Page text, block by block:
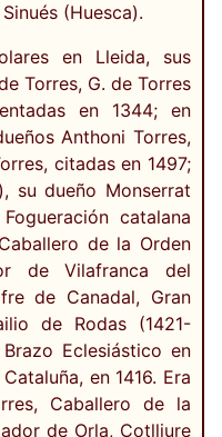
(Huesca).
en Lleida, sus
Torres, G. de Torres
en 1344; en
Anthoni Torres,
citadas en 1497;
su dueño Monserrat
catalana
de la Orden
de Vilafranca del
de Canadal, Gran
de Rodas (1421-
Eclesiástico en
en 1416. Era
Caballero de la
de Orla, Cotlliure